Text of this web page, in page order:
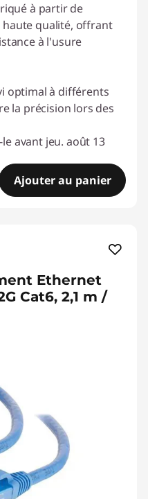
à partir de
haute qualité, offrant
à l'usure
optimal à différents
la précision lors des
avant jeu. août 13
Ajouter au panier
Ethernet
Cat6, 2,1 m /